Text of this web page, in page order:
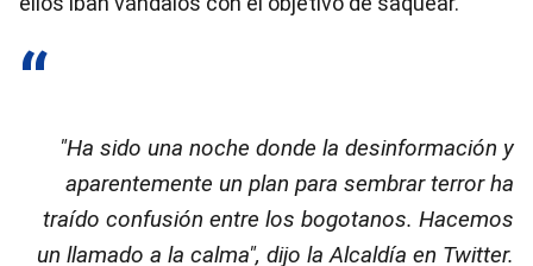
"Ha sido una noche donde la desinformación y
aparentemente un plan para sembrar terror ha
traído confusión entre los bogotanos. Hacemos
un llamado a la calma", dijo la Alcaldía en Twitter.